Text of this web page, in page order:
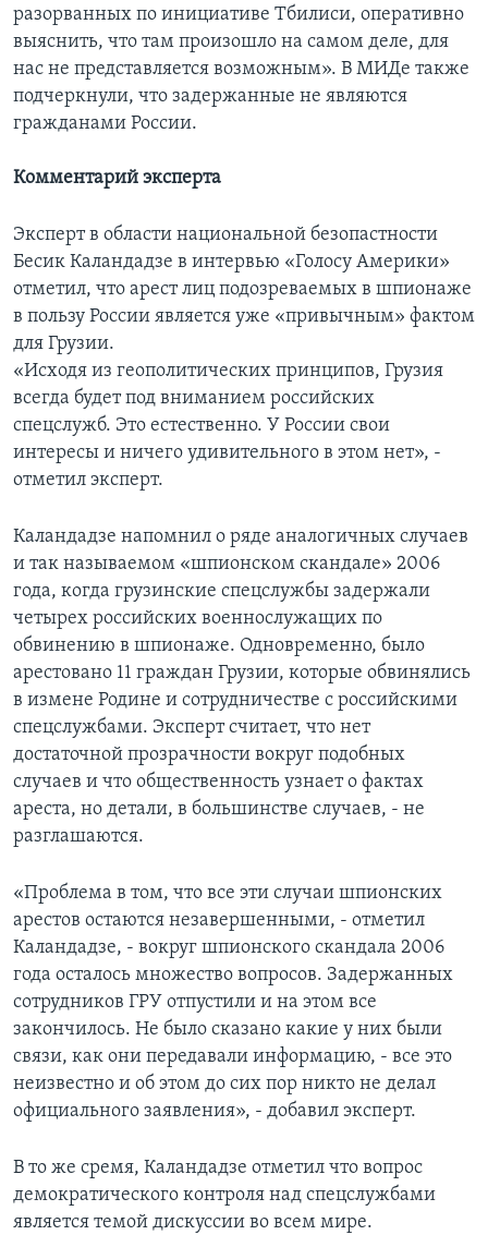
разорванных по инициативе Тбилиси, оперативно
выяснить, что там произошло на самом деле, для
нас не представляется возможным». В МИДе также
подчеркнули, что задержанные не являются
гражданами России.
Комментарий эксперта
Эксперт в области национальной безопастности
Бесик Каландадзе в интервью «Голосу Америки»
отметил, что арест лиц подозреваемых в шпионаже
в пользу России является уже «привычным» фактом
для Грузии.
«Исходя из геополитических принципов, Грузия
всегда будет под вниманием российских
спецслужб. Это естественно. У России свои
интересы и ничего удивительного в этом нет», -
отметил эксперт.
Каландадзе напомнил о ряде аналогичных случаев
и так называемом «шпионском скандале» 2006
года, когда грузинские спецслужбы задержали
четырех российских военнослужащих по
обвинению в шпионаже. Одновременно, было
арестовано 11 граждан Грузии, которые обвинялись
в измене Родине и сотрудничестве с российскими
спецслужбами. Эксперт считает, что нет
достаточной прозрачности вокруг подобных
случаев и что общественность узнает о фактах
ареста, но детали, в большинстве случаев, - не
разглашаются.
«Проблема в том, что все эти случаи шпионских
арестов остаются незавершенными, - отметил
Каландадзе, - вокруг шпионского скандала 2006
года осталось множество вопросов. Задержанных
сотрудников ГРУ отпустили и на этом все
закончилось. Не было сказано какие у них были
связи, как они передавали информацию, - все это
неизвестно и об этом до сих пор никто не делал
официального заявления», - добавил эксперт.
В то же сремя, Каландадзе отметил что вопрос
демократического контроля над спецслужбами
является темой дискуссии во всем мире.